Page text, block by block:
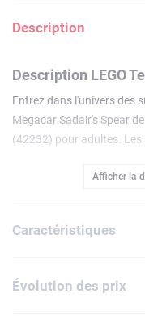
Description
Description LEGO
Entrez dans l'univers des
Megacar Sadair's Spear
(42232) pour adultes. Les
de cet impressionnant
Assemblez le moteur V8 à
9 rapports. Les détails
les rétroviseurs latéraux
Afficher la
Caractéristiques
Évolution des prix